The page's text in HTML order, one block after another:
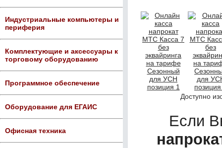
Индустриальные компьютеры и
периферия
Комплектующие и аксессуары к
торговому оборудованию
Программное обеспечение
Оборудование для ЕГАИС
Офисная техника
Доступно
Если